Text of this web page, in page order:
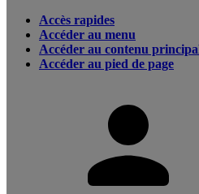
Accès rapides
Accéder au menu
Accéder au contenu
Accéder au pied de page